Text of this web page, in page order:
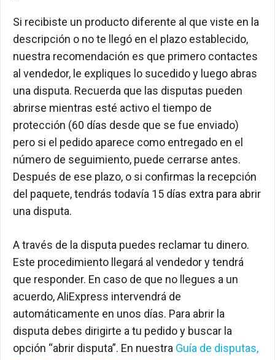
Si recibiste un producto diferente al que viste en la
descripción o no te llegó en el plazo establecido,
nuestra recomendación es que primero contactes
al vendedor, le expliques lo sucedido y luego abras
una disputa. Recuerda que las disputas pueden
abrirse mientras esté activo el tiempo de
protección (60 días desde que se fue enviado)
pero si el pedido aparece como entregado en el
número de seguimiento, puede cerrarse antes.
Después de ese plazo, o si confirmas la recepción
del paquete, tendrás todavía 15 días extra para abrir
una disputa.
A través de la disputa puedes reclamar tu dinero.
Este procedimiento llegará al vendedor y tendrá
que responder. En caso de que no llegues a un
acuerdo, AliExpress intervendrá de
automáticamente en unos días. Para abrir la
disputa debes dirigirte a tu pedido y buscar la
opción “abrir disputa”. En nuestra Guía de disputas,